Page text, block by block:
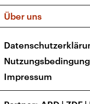
Apps
Newsletter
Social Media
Über uns
Presse
Karriere
Transparenz
Impressum